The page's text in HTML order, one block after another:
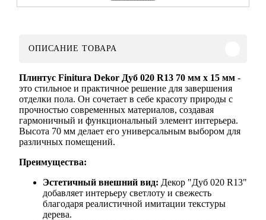
ОПИСАНИЕ ТОВАРА
Плинтус Finitura Dekor Дуб 020 R13 70 мм х 15 мм -
это стильное и практичное решение для завершения
отделки пола. Он сочетает в себе красоту природы с
прочностью современных материалов, создавая
гармоничный и функциональный элемент интерьера.
Высота 70 мм делает его универсальным выбором для
различных помещений.
Преимущества:
Эстетичный внешний вид: Декор "Дуб 020 R13"
добавляет интерьеру светлоту и свежесть
благодаря реалистичной имитации текстуры
дерева.